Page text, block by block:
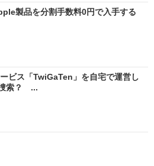
製品を分割手数料0円で入手する
ビス「TwiGaTen」を自宅で運営し
索？ ...